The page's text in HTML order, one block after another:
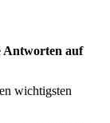
Antworten auf
wichtigsten